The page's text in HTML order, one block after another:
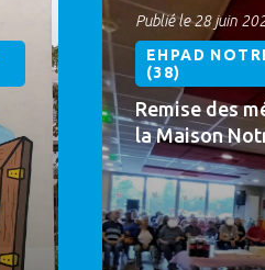
Publié le 28 juin
EHPAD
(38)
Remise des
la Maison